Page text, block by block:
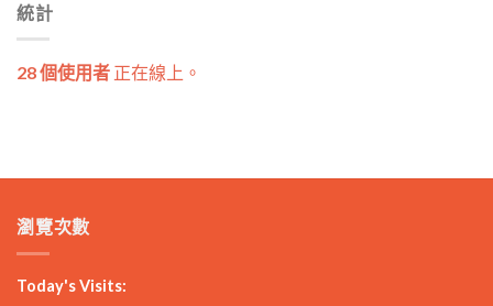
統計
28 個使用者 正在線上。
瀏覽次數
Today's Visits: